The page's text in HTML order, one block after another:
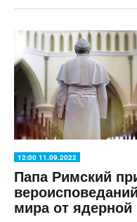
12:00 11.09.2022
Папа Римский
мира от